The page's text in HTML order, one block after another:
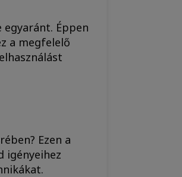
egyaránt. Éppen
a megfelelő
Ezen a
igényeihez